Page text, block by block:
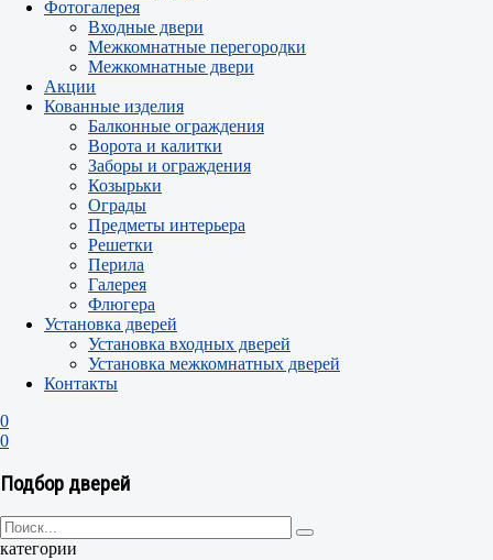
Фотогалерея
Входные двери
Межкомнатные перегородки
Межкомнатные двери
Акции
Кованные изделия
Балконные ограждения
Ворота и калитки
Заборы и ограждения
Козырьки
Ограды
Предметы интерьера
Решетки
Перила
Галерея
Флюгера
Установка дверей
Установка входных дверей
Установка межкомнатных дверей
Контакты
0
0
Подбор дверей
категории